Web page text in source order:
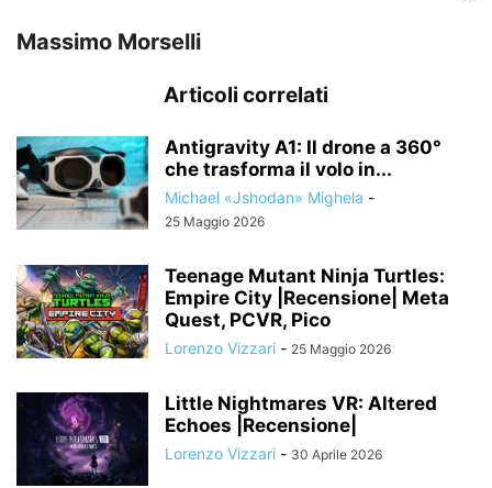
Massimo Morselli
Articoli correlati
Antigravity A1: Il drone a 360°
che trasforma il volo in...
Michael «Jshodan» Mighela -
25 Maggio 2026
Teenage Mutant Ninja Turtles:
Empire City |Recensione| Meta
Quest, PCVR, Pico
Lorenzo Vizzari - 25 Maggio 2026
Little Nightmares VR: Altered
Echoes |Recensione|
Lorenzo Vizzari - 30 Aprile 2026